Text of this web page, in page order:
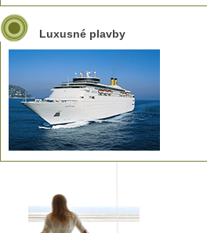
Luxusné plavby